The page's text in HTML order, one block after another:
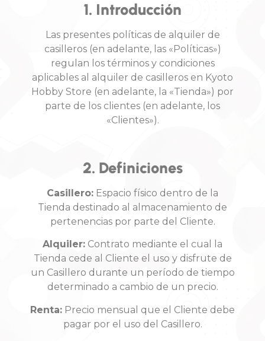
1. Introducción
Las presentes políticas de alquiler de
casilleros (en adelante, las «Políticas»)
regulan los términos y condiciones
aplicables al alquiler de casilleros en Kyoto
Hobby Store (en adelante, la «Tienda») por
parte de los clientes (en adelante, los
«Clientes»).
2. Definiciones
Casillero: Espacio físico dentro de la
Tienda destinado al almacenamiento de
pertenencias por parte del Cliente.
Alquiler: Contrato mediante el cual la
Tienda cede al Cliente el uso y disfrute de
un Casillero durante un período de tiempo
determinado a cambio de un precio.
Renta: Precio mensual que el Cliente debe
pagar por el uso del Casillero.